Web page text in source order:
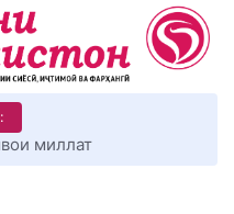
миллат